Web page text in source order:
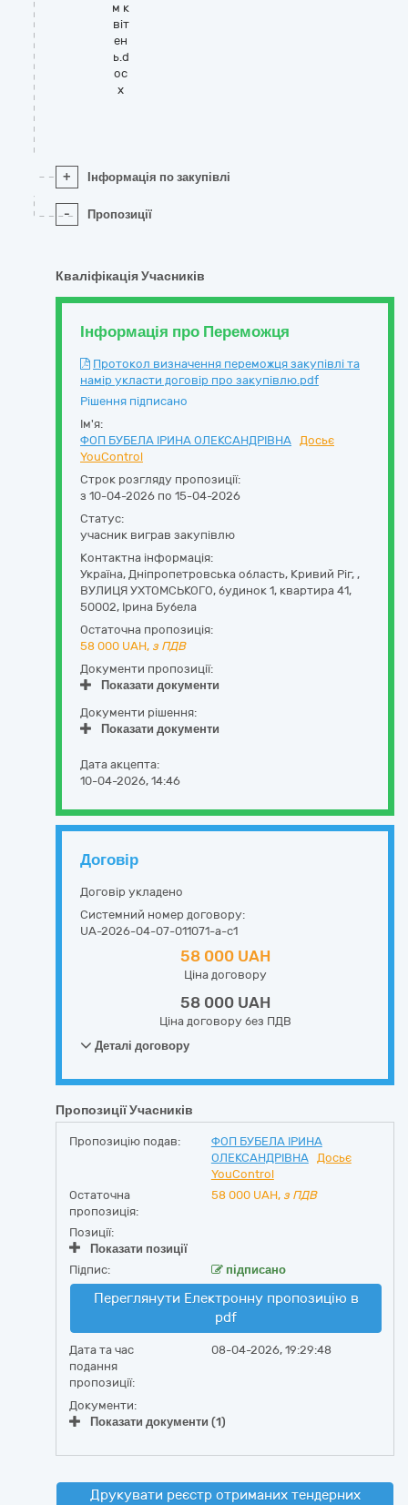
м к
віт
ен
ь.d
oc
x
+ Інформація по закупівлі
- Пропозиції
Кваліфікація Учасників
Інформація про Переможця
Протокол визначення переможця закупівлі та
намір укласти договір про закупівлю.pdf
Рішення підписано
Ім'я:
ФОП БУБЕЛА ІРИНА ОЛЕКСАНДРІВНА Досьє
YouControl
Строк розгляду пропозиції:
з 10-04-2026 по 15-04-2026
Статус:
учасник виграв закупівлю
Контактна інформація:
Україна, Дніпропетровська область, Кривий Ріг, ,
ВУЛИЦЯ УХТОМСЬКОГО, будинок 1, квартира 41,
50002, Ірина Бубела
Остаточна пропозиція:
58 000 UAH, з ПДВ
Документи пропозиції:
Показати документи
Документи рішення:
Показати документи
Дата акцепта:
10-04-2026, 14:46
Договір
Договір укладено
Системний номер договору:
UA-2026-04-07-011071-a-c1
58 000 UAH
Ціна договору
58 000 UAH
Ціна договору без ПДВ
Деталі договору
Пропозиції Учасників
Пропозицію подав:
ФОП БУБЕЛА ІРИНА
ОЛЕКСАНДРІВНА
Досьє
YouControl
Остаточна
пропозиція:
58 000 UAH, з ПДВ
Позиції:
Показати позиції
Підпис:
підписано
Переглянути Електронну пропозицію в
pdf
Дата та час
подання
пропозиції:
08-04-2026, 19:29:48
Документи:
Показати документи (1)
Друкувати реєстр отриманих тендерних